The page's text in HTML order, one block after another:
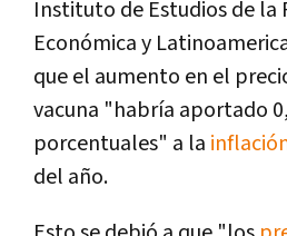
Instituto de Estudios de la
Económica y
que el aumento en el
vacuna "habría aportado
porcentuales" a la
del año.